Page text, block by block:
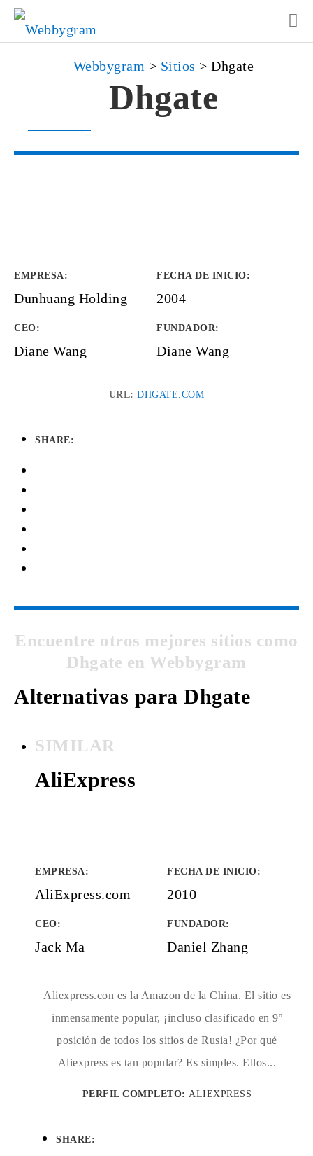
Webbygram > Sitios >Dhgate
Dhgate
EMPRESA:
Dunhuang Holding
FECHA DE INICIO:
2004
CEO:
Diane Wang
FUNDADOR:
Diane Wang
URL:DHGATE.COM
SHARE:
Encuentre otros mejores sitios como
Dhgate en Webbygram
Alternativas para Dhgate
SIMILAR
AliExpress
EMPRESA:
AliExpress.com
FECHA DE INICIO:
2010
CEO:
Jack Ma
FUNDADOR:
Daniel Zhang
Aliexpress.con es la Amazon de la China. El sitio es
inmensamente popular, ¡incluso clasificado en 9º
posición de todos los sitios de Rusia! ¿Por qué
Aliexpress es tan popular? Es simples. Ellos...
PERFIL COMPLETO:ALIEXPRESS
SHARE: